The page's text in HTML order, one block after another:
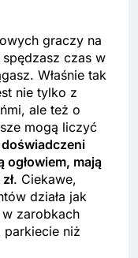
graczy na
czas w
Właśnie tak
nie tylko z
ale też o
mogą liczyć
doświadczeni
mają
. Ciekawe,
działa jak
zarobkach
parkiecie niż